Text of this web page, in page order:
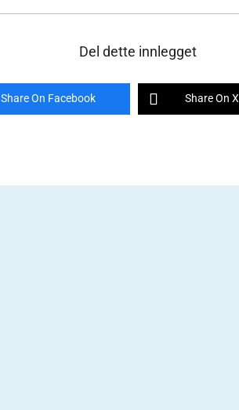
Del dette innlegget
Share On Facebook Share On X